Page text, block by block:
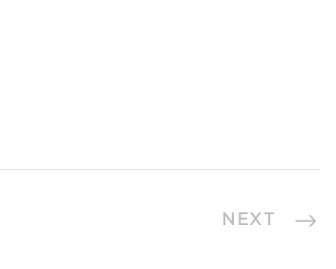
NEXT